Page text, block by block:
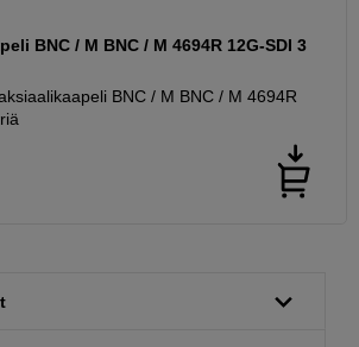
BNC / M BNC / M 4694R 12G-SDI 3
BNC / M BNC / M 4694R